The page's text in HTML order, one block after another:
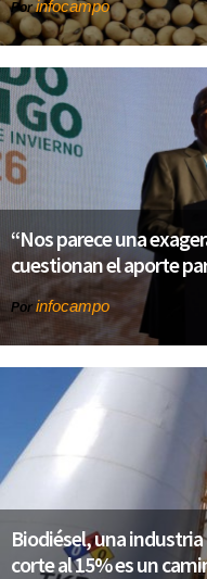
Porinfocampo
“Nos parece una
cuestionan el aporte
Por infocampo
Biodiésel, una
corte al 15% es un